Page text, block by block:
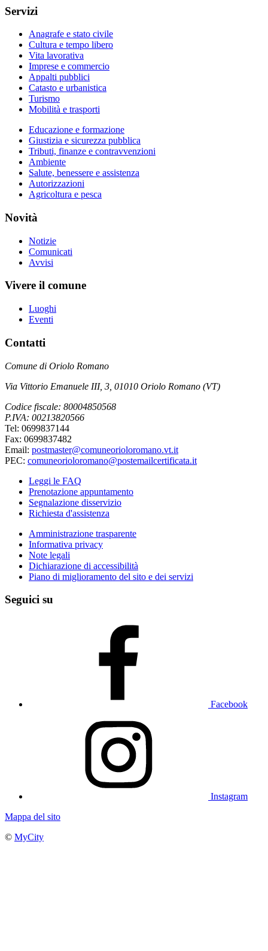
Servizi
Anagrafe e stato civile
Cultura e tempo libero
Vita lavorativa
Imprese e commercio
Appalti pubblici
Catasto e urbanistica
Turismo
Mobilità e trasporti
Educazione e formazione
Giustizia e sicurezza pubblica
Tributi, finanze e contravvenzioni
Ambiente
Salute, benessere e assistenza
Autorizzazioni
Agricoltura e pesca
Novità
Notizie
Comunicati
Avvisi
Vivere il comune
Luoghi
Eventi
Contatti
Comune di Oriolo Romano
Via Vittorio Emanuele III, 3, 01010 Oriolo Romano (VT)
Codice fiscale: 80004850568
P.IVA: 00213820566
Tel: 0699837144
Fax: 0699837482
Email: postmaster@comuneorioloromano.vt.it
PEC: comuneorioloromano@postemailcertificata.it
Leggi le FAQ
Prenotazione appuntamento
Segnalazione disservizio
Richiesta d'assistenza
Amministrazione trasparente
Informativa privacy
Note legali
Dichiarazione di accessibilità
Piano di miglioramento del sito e dei servizi
Seguici su
Facebook
Instagram
Mappa del sito
© MyCity